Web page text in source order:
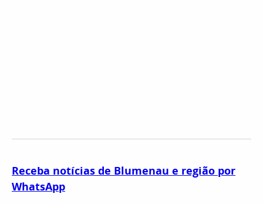
Receba notícias de Blumenau e região por
WhatsApp